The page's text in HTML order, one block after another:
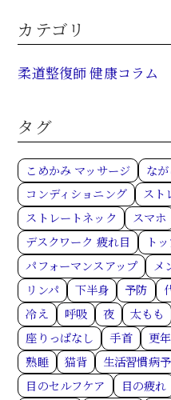
カテゴリ
柔道整復師 健康コラム
タグ
こめかみ マッサージ な
コンディショニング
スト
ストレートネック
スマホ
デスクワーク 疲れ目
ト
パフォーマンスアップ
メ
リンパ
下半身 予防
冷え
呼吸 夜 太もも
座りっぱなし
手首 更
熟睡
猫背 生活習慣病
目のセルフケア
目の疲れ